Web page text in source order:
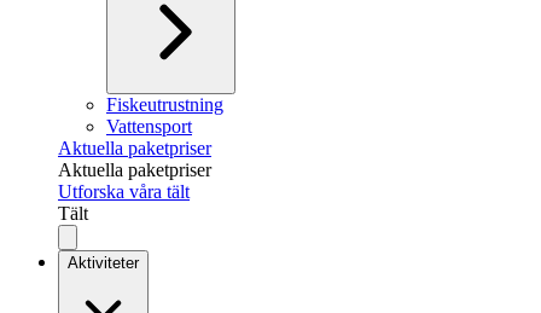
Fiskeutrustning
Vattensport
Aktuella paketpriser
Aktuella paketpriser
Utforska våra tält
Tält
Aktiviteter